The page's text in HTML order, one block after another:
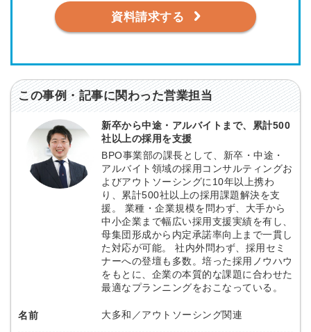
資料請求する
この事例・記事に関わった営業担当
新卒から中途・アルバイトまで、累計500
社以上の採用を支援
BPO事業部の課長として、新卒・中途・
アルバイト領域の採用コンサルティングお
よびアウトソーシングに10年以上携わ
り、累計500社以上の採用課題解決を支
援。 業種・企業規模を問わず、大手から
中小企業まで幅広い採用支援実績を有し、
母集団形成から内定承諾率向上まで一貫し
た対応が可能。 社内外問わず、採用セミ
ナーへの登壇も多数。培った採用ノウハウ
をもとに、企業の本質的な課題に合わせた
最適なプランニングをおこなっている。
名前 大多和／アウトソーシング関連